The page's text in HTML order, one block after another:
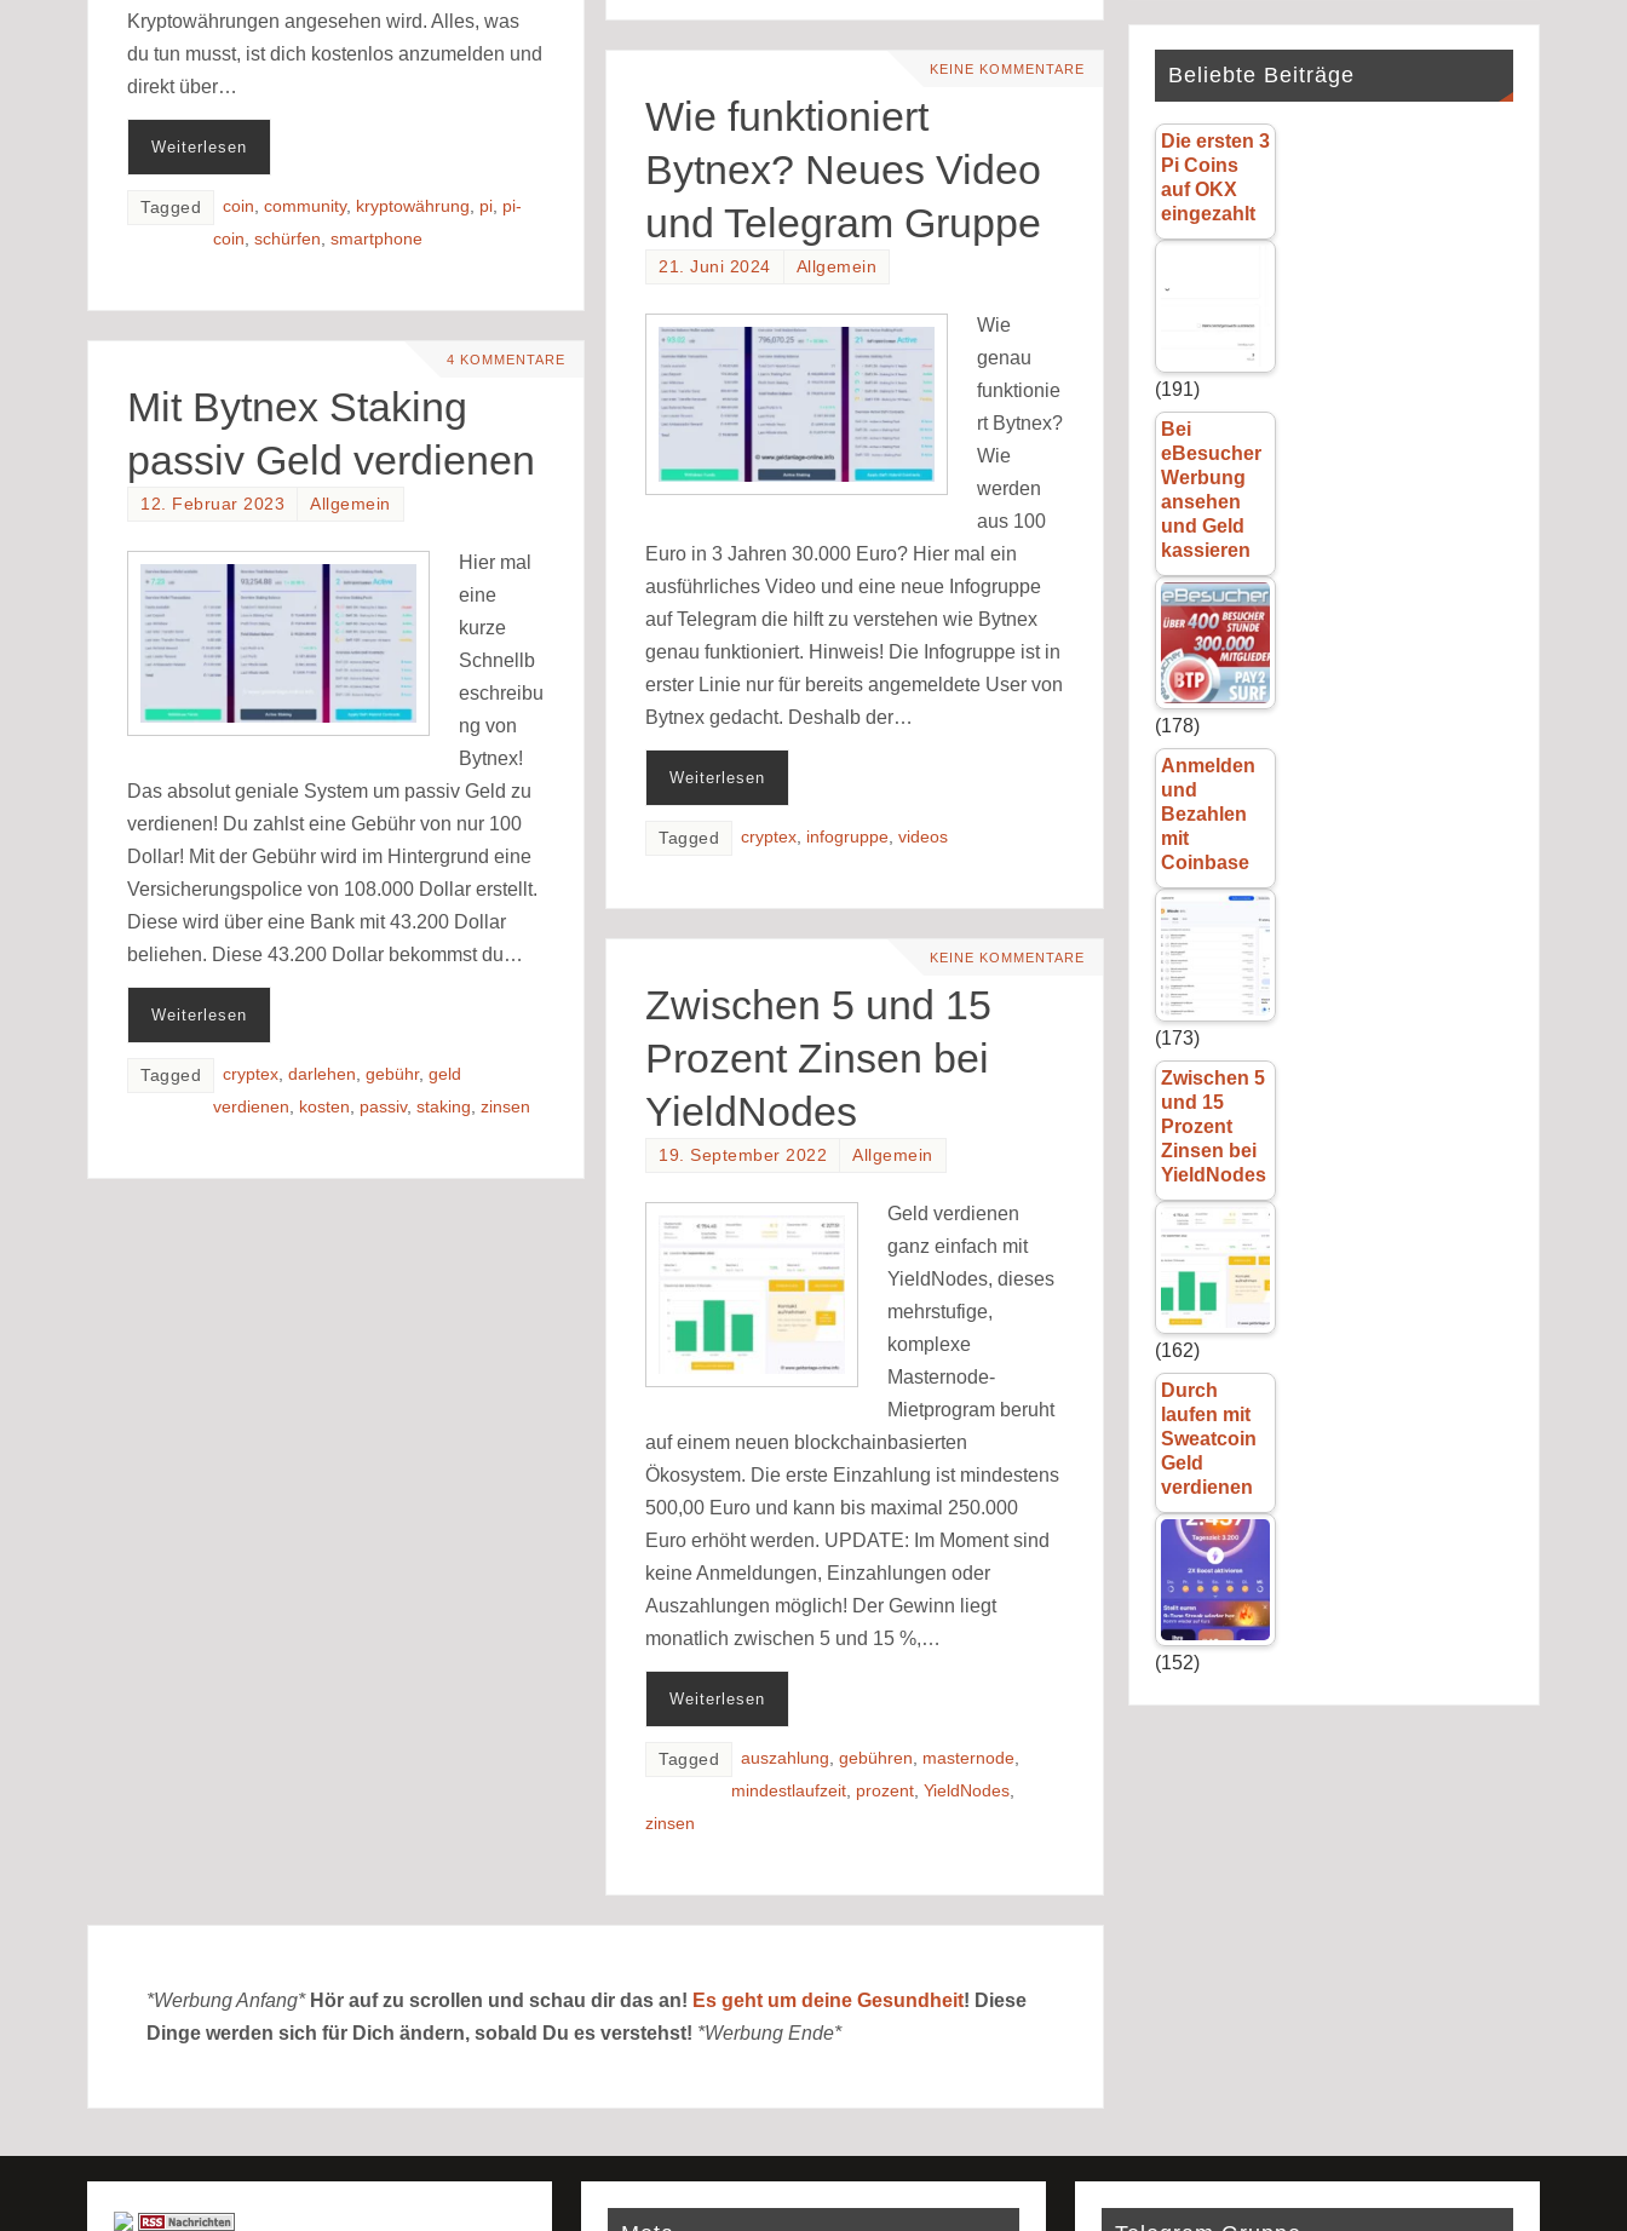
Kryptowährungen angesehen wird. Alles, was
du tun musst, ist dich kostenlos anzumelden und
direkt über…
Weiterlesen
Tagged coin community, kryptowährung pi pi-
coin schürfen smartphone
KEINE KOMMENTARE
Wie funktioniert
Bytnex? Neues Video
und Telegram Gruppe
21. Juni 2024 Allgemein
Wie
genau
funktionie
rt Bytnex?
Wie
werden
aus 100
Euro in 3 Jahren 30.000 Euro? Hier mal ein
ausführliches Video und eine neue Infogruppe
auf Telegram die hilft zu verstehen wie Bytnex
genau funktioniert. Hinweis! Die Infogruppe ist in
erster Linie nur für bereits angemeldete User von
Bytnex gedacht. Deshalb der…
Weiterlesen
Tagged cryptex infogruppe ,videos
4 KOMMENTARE
Mit Bytnex Staking
passiv Geld verdienen
12. Februar 2023 Allgemein
Hier mal
eine
kurze
Schnellb
eschreibu
ng von
Bytnex!
Das absolut geniale System um passiv Geld zu
verdienen! Du zahlst eine Gebühr von nur 100
Dollar! Mit der Gebühr wird im Hintergrund eine
Versicherungspolice von 108.000 Dollar erstellt.
Diese wird über eine Bank mit 43.200 Dollar
beliehen. Diese 43.200 Dollar bekommst du…
Weiterlesen
Tagged cryptex darlehen gebühr, geld
verdienen
kosten passiv, staking zinsen
KEINE KOMMENTARE
Zwischen 5 und 15
Prozent Zinsen bei
YieldNodes
19. September 2022 Allgemein
Geld verdienen
ganz einfach mit
YieldNodes, dieses
mehrstufige,
komplexe
Masternode-
Mietprogram beruht
auf einem neuen blockchainbasierten
Ökosystem. Die erste Einzahlung ist mindestens
500,00 Euro und kann bis maximal 250.000
Euro erhöht werden. UPDATE: Im Moment sind
keine Anmeldungen, Einzahlungen oder
Auszahlungen möglich! Der Gewinn liegt
monatlich zwischen 5 und 15 %,…
Weiterlesen
Tagged auszahlung ,gebühren masternode
mindestlaufzeit prozent ,YieldNodes
zinsen
*Werbung Anfang* Hör auf zu scrollen und schau dir das an! Es geht um deine Gesundheit! Diese
Dinge werden sich für Dich ändern, sobald Du es verstehst! *Werbung Ende*
Beliebte Beiträge
Die ersten 3
Pi Coins
auf OKX
eingezahlt
(191)
Bei
eBesucher
Werbung
ansehen
und Geld
kassieren
(178)
Anmelden
und
Bezahlen
mit
Coinbase
(173)
Zwischen 5
und 15
Prozent
Zinsen bei
YieldNodes
(162)
Durch
laufen mit
Sweatcoin
Geld
verdienen
(152)